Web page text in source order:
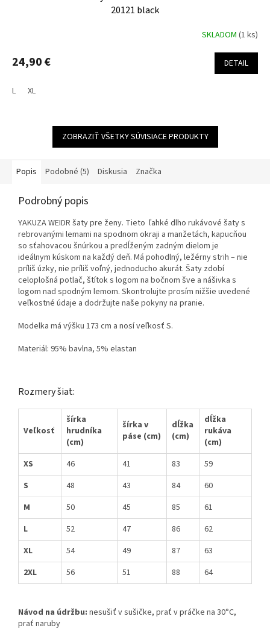
20121 black
SKLADOM (1 ks)
24,90 € DETAIL
L XL
ZOBRAZIŤ VŠETKY SÚVISIACE PRODUKTY
Popis Podobné (5) Diskusia Značka
Podrobný popis
YAKUZA WEIDR šaty pre ženy. Tieto ľahké dlho rukávové šaty s
rebrovanými lemami na spodnom okraji a manžetách, kapucňou
so sťahovacou šnúrkou a predĺženým zadným dielom je
ideálnym kúskom na každý deň. Má pohodlný, ležérny strih – nie
príliš úzky, nie príliš voľný, jednoducho akurát. Šaty zdobí
celoplošná potlač, štítok s logom na bočnom šve a nášivka s
logom nad spodným lemom. Skontrolujte prosím nižšie uvedené
veľkostné údaje a dodržujte naše pokyny na pranie.
Modelka má výšku 173 cm a nosí veľkosť S.
Materiál: 95% bavlna, 5% elastan
Rozmery šiat:
Veľkosť
šírka
hrudníka
(cm)
šírka v
páse (cm)
dĺžka
(cm)
dĺžka
rukáva
(cm)
XS
46 41 83
59
S
48 43 84
60
M
50 45 85
61
L
52 47 86
62
XL
54 49 87
63
2XL
56 51 88 64
Návod na údržbu: nesušiť v sušičke, prať v práčke na 30°C,
prať naruby